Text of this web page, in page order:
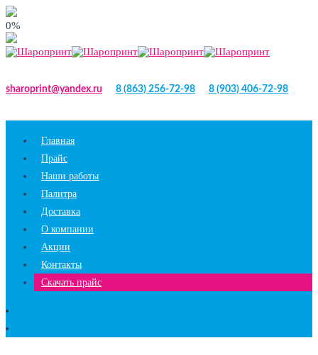
0%
sharoprint@yandex.ru 8 (863) 256-72-98 8 (903) 406-72-98
Главная
Прайс
Наши работы
Палитра
Доставка
О компании
Акции
Контакты
Скачать прайс